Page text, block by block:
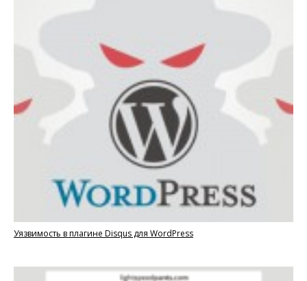
Уязвимость в плагине Disqus для WordPress